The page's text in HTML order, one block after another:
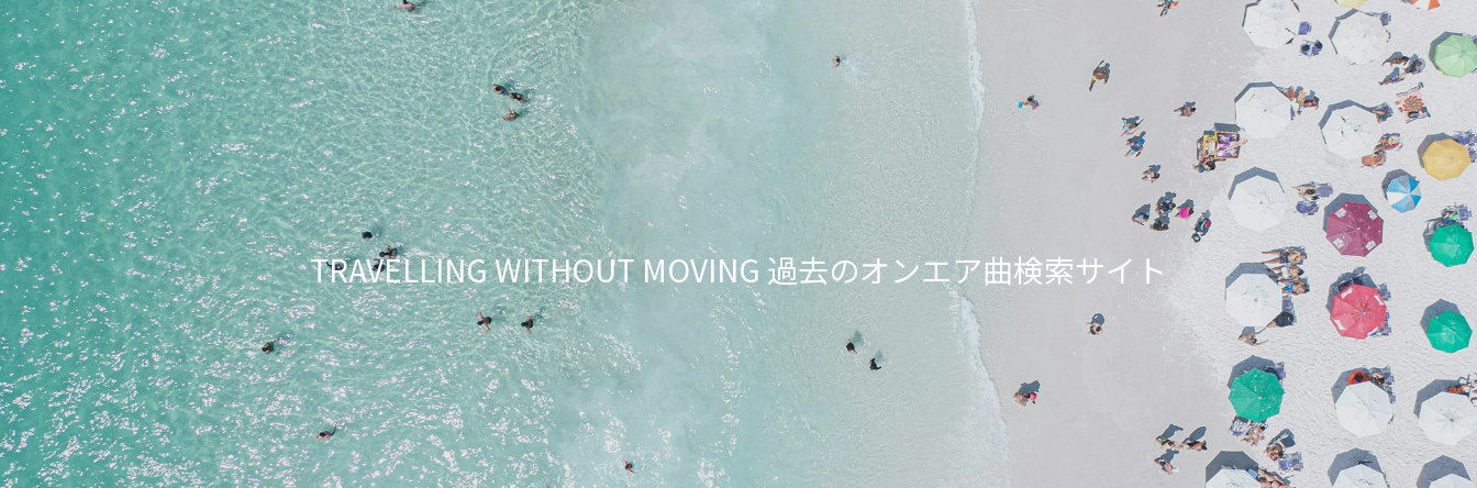
TRAVELLING WITHOUT MOVING 過去のオンエア曲検索サイト